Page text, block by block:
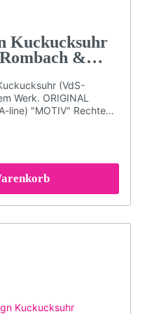
Kuckucksuhr
&
(VdS-
Werk. ORIGINAL
line) "MOTIV" Rechteck
Motiven im typischen
8-Tage
Front
geprüfte ''Original
3x der Kuckuck)
Höhe 31 cm; (47 cm mit
auf alle Uhren. Nur